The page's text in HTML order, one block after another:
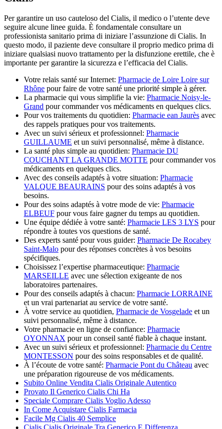
Per garantire un uso cauteloso del Cialis, il medico o l’utente deve
seguire alcune linee guida. È fondamentale consultare un
professionista sanitario prima di iniziare l’assunzione di Cialis. In
questo modo, il paziente deve consultare il proprio medico prima di
iniziare qualsiasi nuovo trattamento per la disfunzione erettile, che è
importante per garantire la sicurezza e l’efficacia del Cialis.
Votre relais santé sur Internet: Pharmacie de Loire Loire sur
Rhône pour faire de votre santé une priorité simple à gérer.
La pharmacie qui vous simplifie la vie: Pharmacie Noisy-le-
Grand pour commander vos médicaments en quelques clics.
Pour vos traitements du quotidien: Pharmacie ean Jaurès avec
des rappels pratiques pour vos traitements.
Avec un suivi sérieux et professionnel: Pharmacie
GUILLAUME et un suivi personnalisé, même à distance.
La santé plus simple au quotidien: Pharmacie DU
COUCHANT LA GRANDE MOTTE pour commander vos
médicaments en quelques clics.
Avec des conseils adaptés à votre situation: Pharmacie
VALQUE BEAURAINS pour des soins adaptés à vos
besoins.
Pour des soins adaptés à votre mode de vie: Pharmacie
ELBEUF pour vous faire gagner du temps au quotidien.
Une équipe dédiée à votre santé: Pharmacie LES 3 LYS pour
répondre à toutes vos questions de santé.
Des experts santé pour vous guider: Pharmacie De Rocabey
Saint-Malo pour des réponses concrètes à vos besoins
spécifiques.
Choisissez l’expertise pharmaceutique: Pharmacie
MARSEILLE avec une sélection exigeante de nos
laboratoires partenaires.
Pour des conseils adaptés à chacun: Pharmacie LORRAINE
et un vrai partenariat au service de votre santé.
À votre service au quotidien, Pharmacie de Vosgelade et un
suivi personnalisé, même à distance.
Votre pharmacie en ligne de confiance: Pharmacie
OYONNAX pour un conseil santé fiable à chaque instant.
Avec un suivi sérieux et professionnel: Pharmacie du Centre
MONTESSON pour des soins responsables et de qualité.
À l’écoute de votre santé: Pharmacie Pont du Château avec
une préparation rigoureuse de vos médicaments.
Subito Online Vendita Cialis Originale Autentico
Provato Il Generico Cialis Chi Ha
Speciale Comprare Cialis Voglio Adesso
In Come Acquistare Cialis Farmacia
Facile Mg Cialis 40 Semplice